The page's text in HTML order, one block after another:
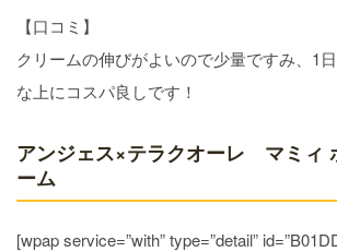
【口コミ】
クリームの伸びがよいので少量ですみ、1
な上にコスパ良しです！
アンジェス×テラクオーレ マミィ
ーム
[wpap service=”with” type=”detail”